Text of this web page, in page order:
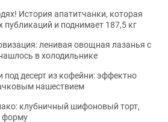
История апатитчанки, которая
публикаций и поднимает 187,5 кг
ленивая овощная лазанья с
в холодильнике
десерт из кофейни: эффектно
нашествием
клубничный шифоновый торт,
форму